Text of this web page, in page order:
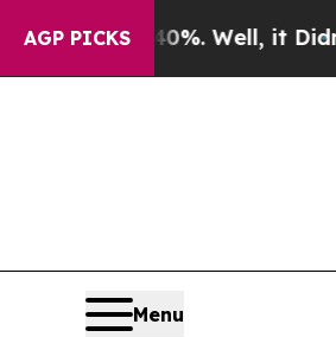
AGP PICKS40%. Well, it Didn’t
Menu